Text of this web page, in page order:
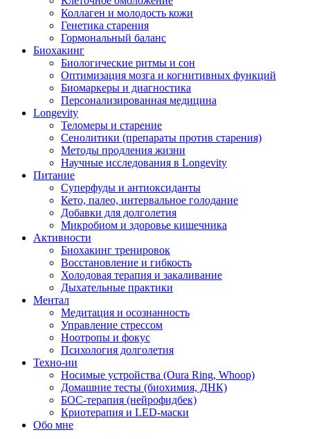
Коллаген и молодость кожи
Генетика старения
Гормональный баланс
Биохакинг
Биологические ритмы и сон
Оптимизация мозга и когнитивных функций
Биомаркеры и диагностика
Персонализированная медицина
Longevity
Теломеры и старение
Сенолитики (препараты против старения)
Методы продления жизни
Научные исследования в Longevity
Питание
Суперфуды и антиоксиданты
Кето, палео, интервальное голодание
Добавки для долголетия
Микробиом и здоровье кишечника
Активности
Биохакинг тренировок
Восстановление и гибкость
Холодовая терапия и закаливание
Дыхательные практики
Ментал
Медитация и осознанность
Управление стрессом
Ноотропы и фокус
Психология долголетия
Техно-ии
Носимые устройства (Oura Ring, Whoop)
Домашние тесты (биохимия, ДНК)
БОС-терапия (нейрофидбек)
Криотерапия и LED-маски
Обо мне